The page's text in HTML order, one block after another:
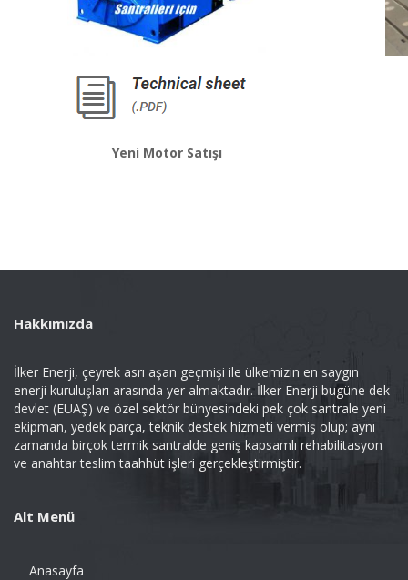
Yeni Motor Satışı
Hakkımızda
İlker Enerji, çeyrek asrı aşan geçmişi ile ülkemizin en saygın
enerji kuruluşları arasında yer almaktadır. İlker Enerji bugüne dek
devlet (EÜAŞ) ve özel sektör bünyesindeki pek çok santrale yeni
ekipman, yedek parça, teknik destek hizmeti vermiş olup; aynı
zamanda birçok termik santralde geniş kapsamlı rehabilitasyon
ve anahtar teslim taahhüt işleri gerçekleştirmiştir.
Alt Menü
Anasayfa